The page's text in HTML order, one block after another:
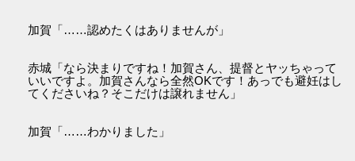
加賀「……認めたくはありませんが」
赤城「なら決まりですね！加賀さん、提督とヤッちゃって
いいですよ。加賀さんなら全然OKです！あっでも避妊はし
てくださいね？そこだけは譲れません」
加賀「……わかりました」